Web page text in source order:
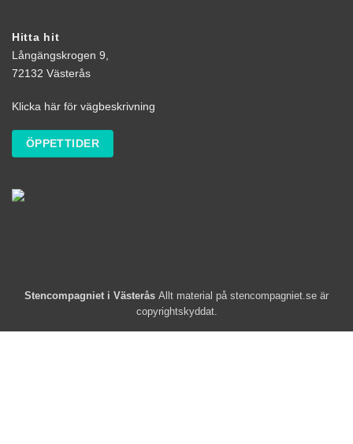
Hitta hit
Långängskrogen 9,
72132 Västerås
Klicka här för vägbeskrivning
ÖPPETTIDER
Stencompagniet i Västerås Allt material på stencompagniet.se är
copyrightskyddat.